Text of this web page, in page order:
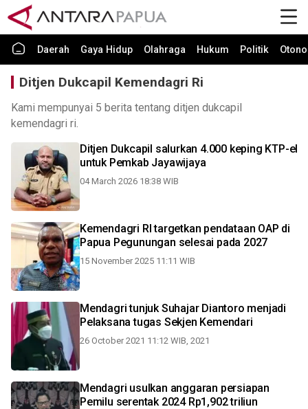
Daerah Gaya Hidup Olahraga Hukum Politik
Ditjen Dukcapil Kemendagri Ri
Kami mempunyai 5 berita tentang ditjen dukcapil
kemendagri ri.
Ditjen Dukcapil salurkan 4.000 keping KTP-el
untuk Pemkab Jayawijaya
04 March 2026 18:38 WIB
Kemendagri RI targetkan pendataan OAP di
Papua Pegunungan selesai pada 2027
15 November 2025 11:11 WIB
Mendagri tunjuk Suhajar Diantoro menjadi
Pelaksana tugas Sekjen Kemendari
26 October 2021 11:12 WIB, 2021
Mendagri usulkan anggaran persiapan
Pemilu serentak 2024 Rp1,902 triliun